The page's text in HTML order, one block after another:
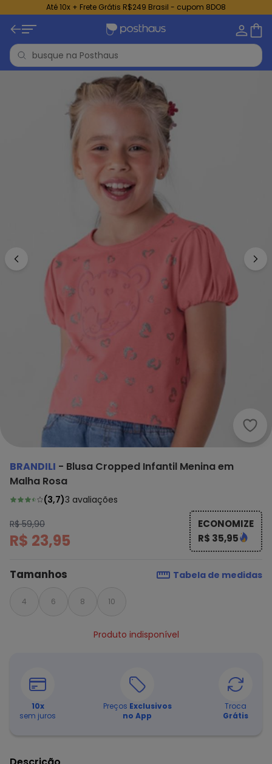
Até 10x + Frete Grátis R$249 Brasil - cupom 8DO8
BRANDILI - Blusa Cropped Infantil Menina em
Malha Rosa
(3,7)3 avaliações
R$ 59,90
R$ 23,95
ECONOMIZE
R$ 35,95
Tamanhos Tabela de medidas
4 6 8 10
Produto indisponível
10x
sem juros
Preços Exclusivos
no App
Troca
Grátis